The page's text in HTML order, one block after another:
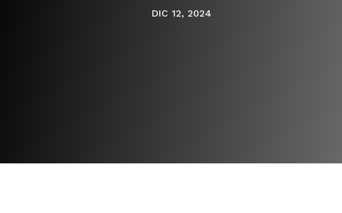
DIC 12, 2024